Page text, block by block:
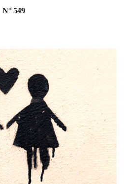
N° 549